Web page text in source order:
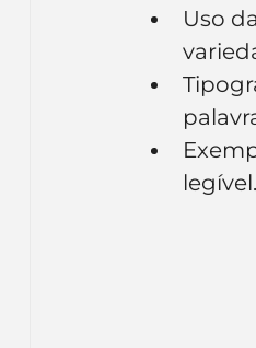
Uso
legível.